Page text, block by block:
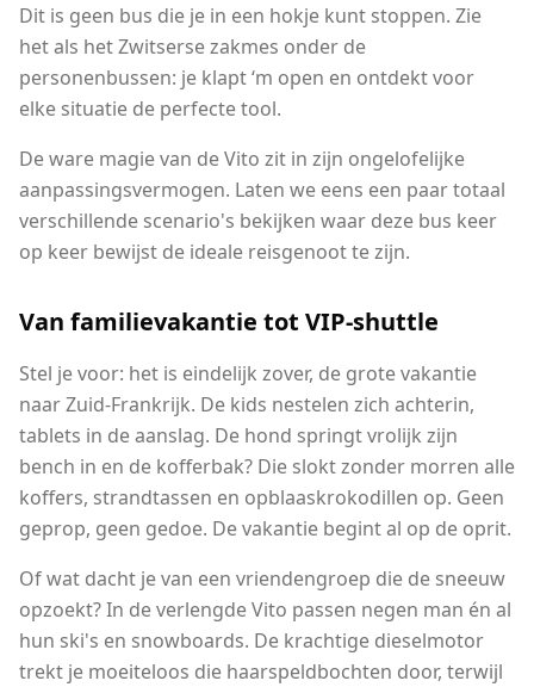
Dit is geen bus die je in een hokje kunt stoppen. Zie
het als het Zwitserse zakmes onder de
personenbussen: je klapt ‘m open en ontdekt voor
elke situatie de perfecte tool.
De ware magie van de Vito zit in zijn ongelofelijke
aanpassingsvermogen. Laten we eens een paar totaal
verschillende scenario's bekijken waar deze bus keer
op keer bewijst de ideale reisgenoot te zijn.
Van familievakantie tot VIP-shuttle
Stel je voor: het is eindelijk zover, de grote vakantie
naar Zuid-Frankrijk. De kids nestelen zich achterin,
tablets in de aanslag. De hond springt vrolijk zijn
bench in en de kofferbak? Die slokt zonder morren alle
koffers, strandtassen en opblaaskrokodillen op. Geen
geprop, geen gedoe. De vakantie begint al op de oprit.
Of wat dacht je van een vriendengroep die de sneeuw
opzoekt? In de verlengde Vito passen negen man én al
hun ski's en snowboards. De krachtige dieselmotor
trekt je moeiteloos die haarspeldbochten door, terwijl